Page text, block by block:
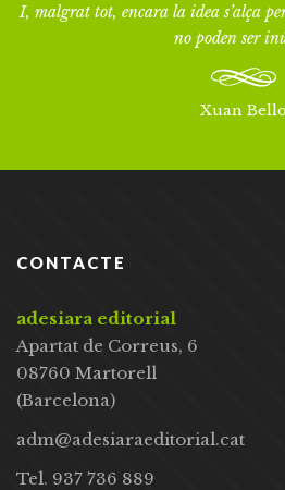
I, malgrat tot, encara la idea s’alça
no poden ser
Xuan
CONTACTE
adesiara editorial
Apartat de Correus, 6
08760 Martorell
(Barcelona)
adm@adesiaraeditorial.cat
Tel. 937 736 889